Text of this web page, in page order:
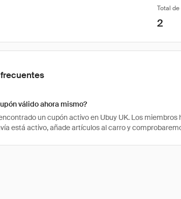
Total
2
válido ahora mismo?
un cupón activo en Ubuy UK. Los
está activo, añade artículos al carro y